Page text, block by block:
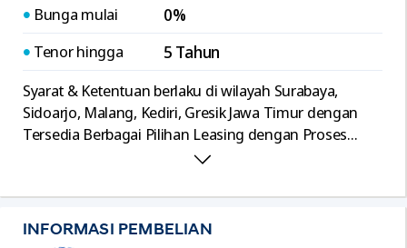
Bunga mulai 0%
Tenor hingga 5 Tahun
Syarat & Ketentuan berlaku di wilayah Surabaya,
Sidoarjo, Malang, Kediri, Gresik Jawa Timur dengan
Tersedia Berbagai Pilihan Leasing dengan Proses
Mudah dan Cepat, serta Terima Tukar Tambah Segala
INFORMASI PEMBELIAN